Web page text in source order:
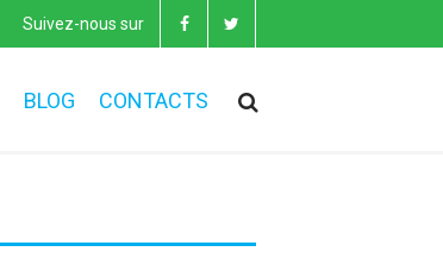
Suivez-nous sur
BLOG CONTACTS